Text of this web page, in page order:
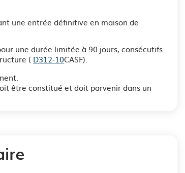
une entrée définitive en maison de
une durée limitée à 90 jours, consécutifs
( D312-10CASF).
être constitué et doit parvenir dans un